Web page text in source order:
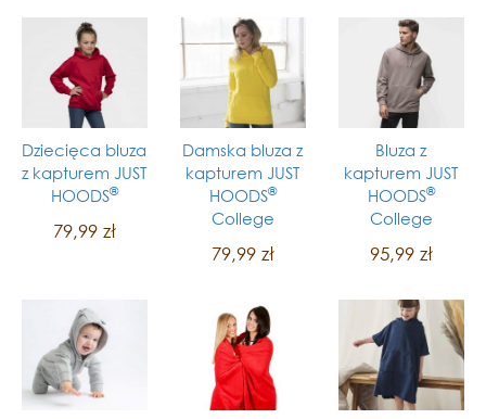
Dziecięca bluza
z kapturem JUST
HOODS®
79,99 zł
Damska bluza z
kapturem JUST
HOODS®
College
79,99 zł
Bluza z
kapturem JUST
HOODS®
College
95,99 zł